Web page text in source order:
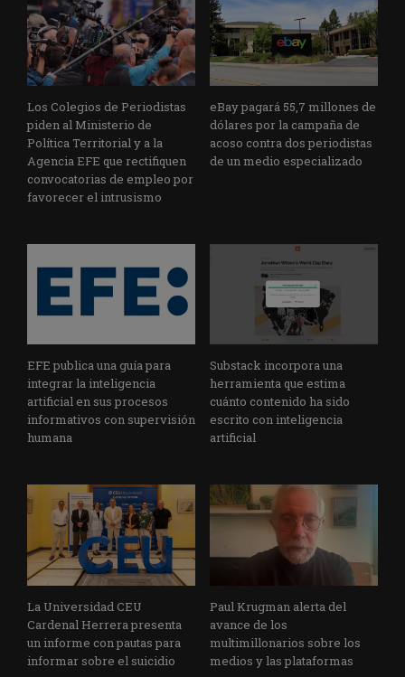
Los Colegios de Periodistas
piden al Ministerio de
Política Territorial y a la
Agencia EFE que rectifiquen
convocatorias de empleo por
favorecer el intrusismo
eBay pagará 55,7 millones de
dólares por la campaña de
acoso contra dos periodistas
de un medio especializado
EFE publica una guía para
integrar la inteligencia
artificial en sus procesos
informativos con supervisión
humana
Substack incorpora una
herramienta que estima
cuánto contenido ha sido
escrito con inteligencia
artificial
La Universidad CEU
Cardenal Herrera presenta
un informe con pautas para
informar sobre el suicidio
Paul Krugman alerta del
avance de los
multimillonarios sobre los
medios y las plataformas